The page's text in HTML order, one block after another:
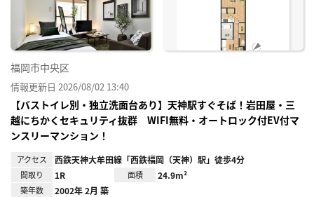
福岡市中央区
情報更新日 2026/08/02 13:40
【バストイレ別・独立洗面台あり】天神駅すぐそば！岩田屋・三
越にちかくセキュリティ抜群 WIFI無料・オートロック付EV付マ
ンスリーマンション！
アクセス 西鉄天神大牟田線「西鉄福岡（天神）駅」徒歩4分
間取り 1R 面積 24.9m²
築年数 2002年 2月 築